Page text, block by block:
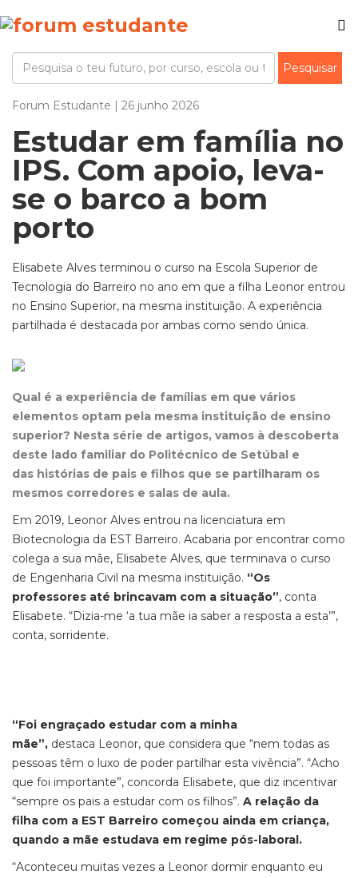
Forum Estudante | 26 junho 2026
Estudar em família no
IPS. Com apoio, leva-
se o barco a bom
porto
Elisabete Alves terminou o curso na Escola Superior de
Tecnologia do Barreiro no ano em que a filha Leonor entrou
no Ensino Superior, na mesma instituição. A experiência
partilhada é destacada por ambas como sendo única.
Qual é a experiência de famílias em que vários
elementos optam pela mesma instituição de ensino
superior? Nesta série de artigos, vamos à descoberta
deste lado familiar do Politécnico de Setúbal e
das histórias de pais e filhos que se partilharam os
mesmos corredores e salas de aula.
Em 2019, Leonor Alves entrou na licenciatura em
Biotecnologia da EST Barreiro. Acabaria por encontrar como
colega a sua mãe, Elisabete Alves, que terminava o curso
de Engenharia Civil na mesma instituição. “Os
professores até brincavam com a situação”, conta
Elisabete. “Dizia-me ‘a tua mãe ia saber a resposta a esta’”,
conta, sorridente.
“Foi engraçado estudar com a minha
mãe”, destaca Leonor, que considera que “nem todas as
pessoas têm o luxo de poder partilhar esta vivência”. “Acho
que foi importante”, concorda Elisabete, que diz incentivar
“sempre os pais a estudar com os filhos”. A relação da
filha com a EST Barreiro começou ainda em criança,
quando a mãe estudava em regime pós-laboral.
“Aconteceu muitas vezes a Leonor dormir enquanto eu